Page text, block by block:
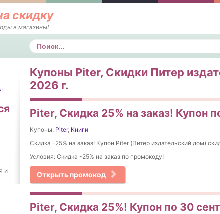
скидку
в магазины!
Поиск
и
Купоны Piter, Скидки Питер
2026 г.
Piter, Скидка 25% на заказ! Купон
Купоны: Piter, Книги
Скидка -25% на заказ! Купон Piter (Питер издательский дом)
Условия: Скидка -25% на заказ по промокоду!
Открыть промокод
Piter, Скидка 25%! Купон по 30